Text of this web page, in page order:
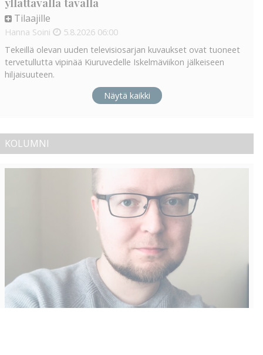
Tilaajille
Hanna Soini 5.8.2026 06:00
Tekeillä olevan uuden televisiosarjan kuvaukset ovat tuoneet
tervetullutta vipinää Kiuruvedelle Iskelmäviikon jälkeiseen
hiljaisuuteen.
Näytä kaikki
KOLUMNI